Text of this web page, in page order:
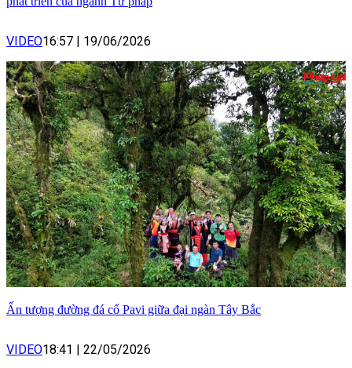
VIDEO16:57 | 19/06/2026
Ấn tượng đường đá cổ Pavi giữa đại ngàn Tây Bắc
VIDEO18:41 | 22/05/2026